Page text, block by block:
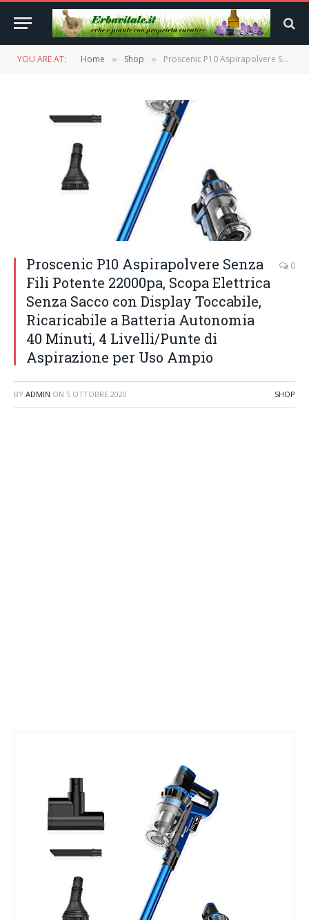
YOU ARE AT: Home » Shop » Proscenic P10 Aspirapolvere Senza Fili Potente 22000pa, Scopa Elettrica Senza Sacco con Display Toccabile, Ricaricabile a Batteria Autonomia 40 Minuti, 4 Livelli/Punte di Aspirazione per Uso Ampio
Proscenic P10 Aspirapolvere Senza
Fili Potente 22000pa, Scopa Elettrica
Senza Sacco con Display Toccabile,
Ricaricabile a Batteria Autonomia
40 Minuti, 4 Livelli/Punte di
Aspirazione per Uso Ampio
0
BY ADMIN ON 5 OTTOBRE 2020 SHOP